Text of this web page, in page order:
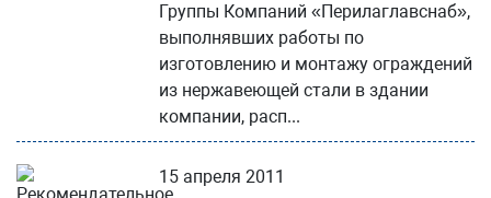
Группы Компаний «Перилаглавснаб»,
выполнявших работы по
изготовлению и монтажу ограждений
из нержавеющей стали в здании
компании, расп...
15 апреля 2011